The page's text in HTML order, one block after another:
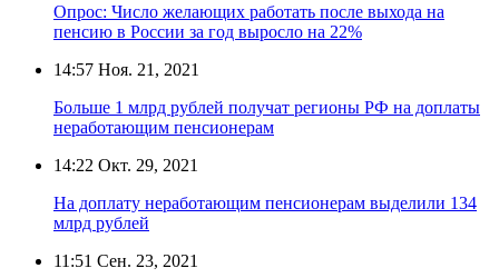
Опрос: Число желающих работать после выхода на
пенсию в России за год выросло на 22%
14:57 Ноя. 21, 2021
Больше 1 млрд рублей получат регионы РФ на доплаты
неработающим пенсионерам
14:22 Окт. 29, 2021
На доплату неработающим пенсионерам выделили 134
млрд рублей
11:51 Сен. 23, 2021